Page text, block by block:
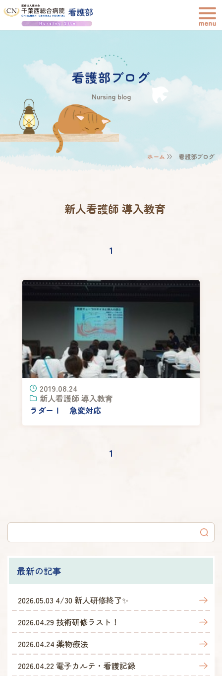
看護部ブログ
Nursing blog
ホーム 看護部ブログ
新人看護師 導入教育
1
2019.08.24
新人看護師 導入教育
ラダーⅠ 急変対応
1
最新の記事
2026.05.03 4/30 新人研修終了✨
2026.04.29 技術研修ラスト！
2026.04.24 薬物療法
2026.04.22 電子カルテ・看護記録